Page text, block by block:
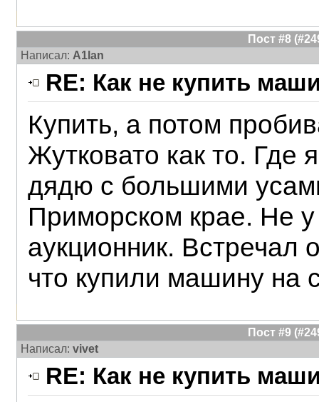
Пост #8
Написал: A1lan
RE: Как не купить
Купить, а потом
Жутковато как то. Где
дядю с большими
Приморском крае. Не
аукционник. Встречал
что купили машину на
Пост #9
Написал: vivet
RE: Как не купить